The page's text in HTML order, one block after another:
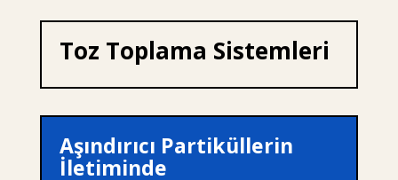
Toz Toplama Sistemleri
Aşındırıcı Partiküllerin
İletiminde